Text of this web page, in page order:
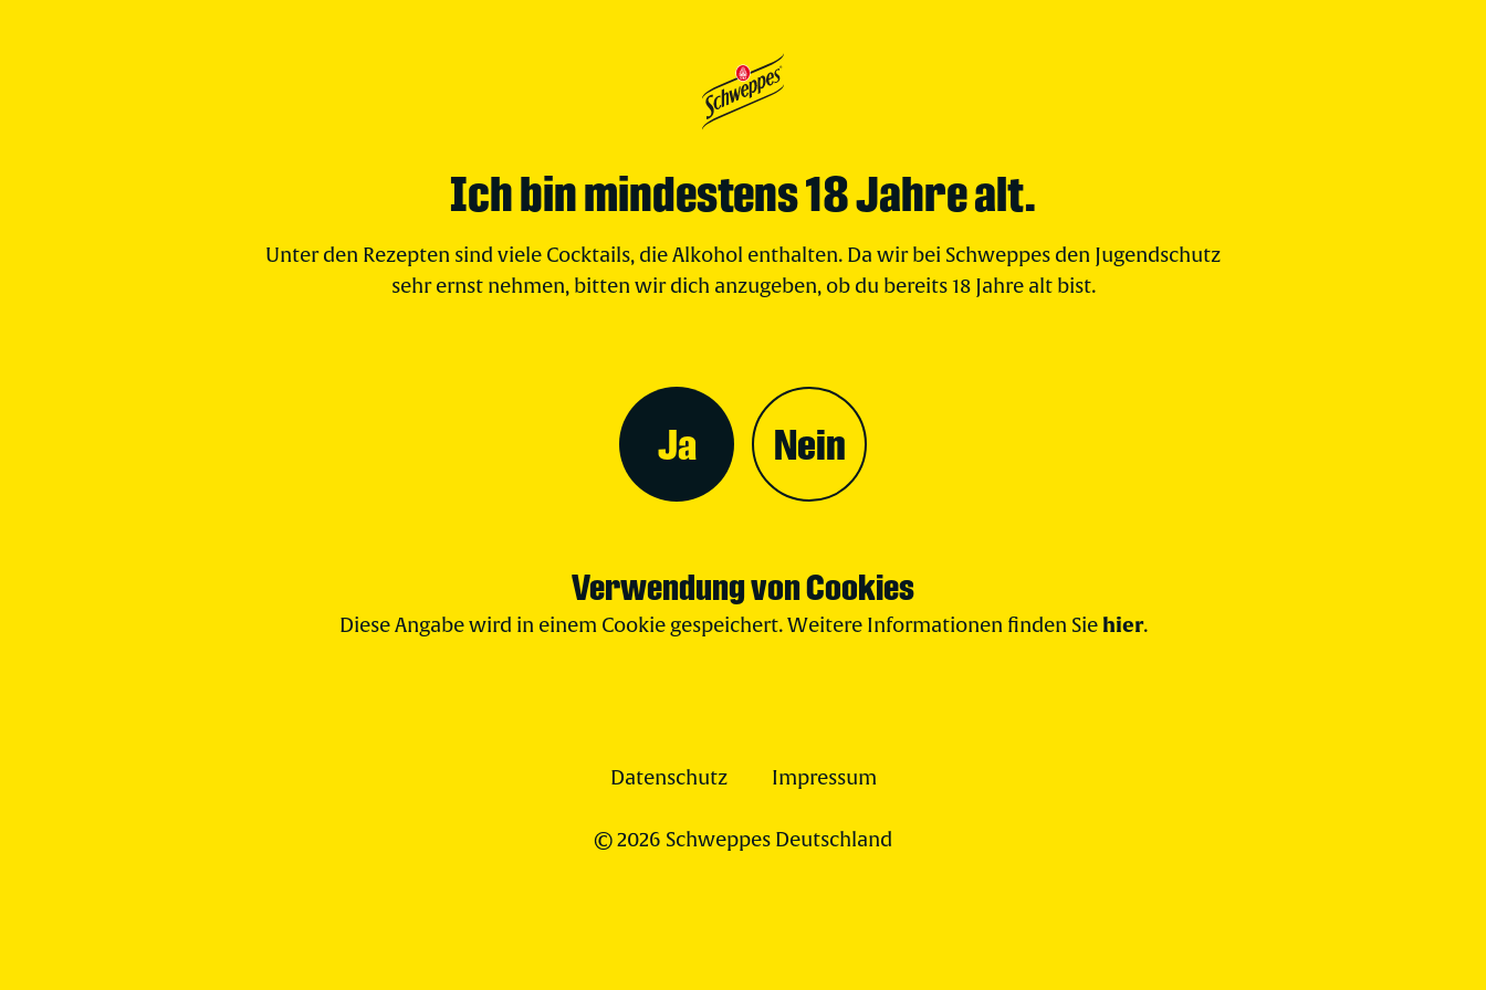
Ich bin mindestens 18 Jahre alt.
Unter den Rezepten sind viele Cocktails, die Alkohol enthalten. Da wir bei Schweppes den Jugendschutz
sehr ernst nehmen, bitten wir dich anzugeben, ob du bereits 18 Jahre alt bist.
Ja Nein
Verwendung von Cookies
Diese Angabe wird in einem Cookie gespeichert. Weitere Informationen finden Sie hier.
Datenschutz Impressum
© 2026 Schweppes Deutschland